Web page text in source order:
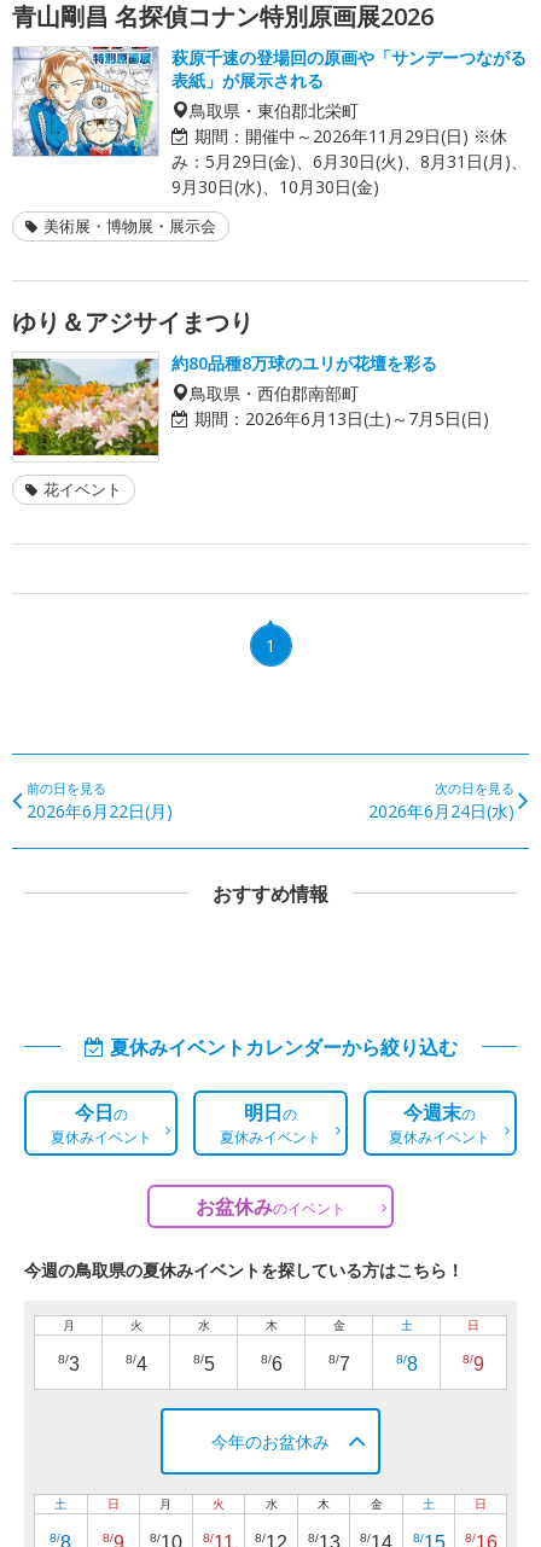
青山剛昌 名探偵コナン特別原画展2026
萩原千速の登場回の原画や「サンデーつながる
表紙」が展示される
鳥取県・東伯郡北栄町
期間： 開催中～2026年11月29日(日) ※休
み：5月29日(金)、6月30日(火)、8月31日(月)、
9月30日(水)、10月30日(金)
美術展・博物展・展示会
ゆり＆アジサイまつり
約80品種8万球のユリが花壇を彩る
鳥取県・西伯郡南部町
期間： 2026年6月13日(土)～7月5日(日)
花イベント
1
前の日を見る
2026年6月22日(月)
次の日を見る
2026年6月24日(水)
おすすめ情報
夏休みイベントカレンダーから絞り込む
今日の
夏休みイベント
明日の
夏休みイベント
今週末の
夏休みイベント
お盆休みのイベント
今週の鳥取県の夏休みイベントを探している方はこちら！
月
8/3
火
8/4
水
8/5
木
8/6
金
8/7
土
8/8
日
8/9
今年のお盆休み
土
8/8
日
8/9
月
8/10
火
8/11
水
8/12
木
8/13
金
8/14
土
8/15
日
8/16